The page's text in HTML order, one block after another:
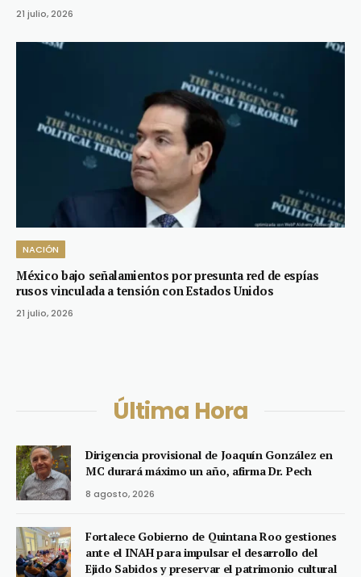
21 julio, 2026
NACIÓN
México bajo señalamientos por presunta red de espías
rusos vinculada a tensión con Estados Unidos
21 julio, 2026
Última Hora
Dirigencia provisional de Joaquín González en
MC durará máximo un año, afirma Dr. Pech
8 agosto, 2026
Fortalece Gobierno de Quintana Roo gestiones
ante el INAH para impulsar el desarrollo del
Ejido Sabidos y preservar el patrimonio cultural